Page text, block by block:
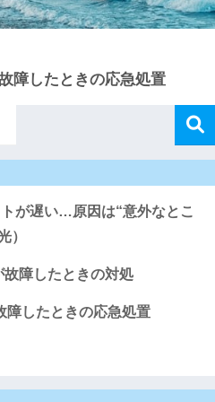
障したときの応急処置
が遅い…原因は“意外なとこ
）
障したときの対処
障したときの応急処置